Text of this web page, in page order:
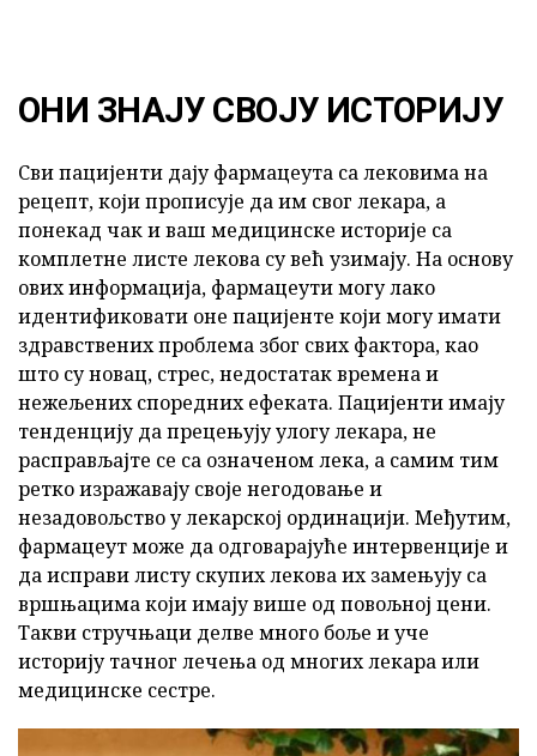
ОНИ ЗНАЈУ СВОЈУ ИСТОРИЈУ
Сви пацијенти дају фармацеута са лековима на
рецепт, који прописује да им свог лекара, а
понекад чак и ваш медицинске историје са
комплетне листе лекова су већ узимају. На основу
ових информација, фармацеути могу лако
идентификовати оне пацијенте који могу имати
здравствених проблема због свих фактора, као
што су новац, стрес, недостатак времена и
нежељених споредних ефеката. Пацијенти имају
тенденцију да прецењују улогу лекара, не
расправљајте се са означеном лека, а самим тим
ретко изражавају своје негодовање и
незадовољство у лекарској ординацији. Међутим,
фармацеут може да одговарајуће интервенције и
да исправи листу скупих лекова их замењују са
вршњацима који имају више од повољној цени.
Такви стручњаци делве много боље и уче
историју тачног лечења од многих лекара или
медицинске сестре.